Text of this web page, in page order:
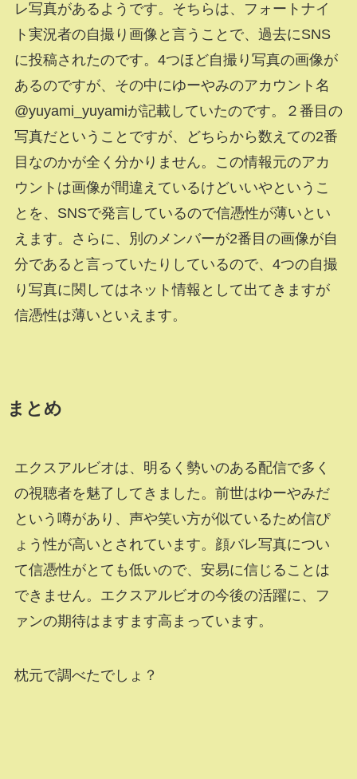
レ写真があるようです。そちらは、フォートナイ
ト実況者の自撮り画像と言うことで、過去にSNS
に投稿されたのです。4つほど自撮り写真の画像が
あるのですが、その中にゆーやみのアカウント名
@yuyami_yuyamiが記載していたのです。２番目の
写真だということですが、どちらから数えての2番
目なのかが全く分かりません。この情報元のアカ
ウントは画像が間違えているけどいいやというこ
とを、SNSで発言しているので信憑性が薄いとい
えます。さらに、別のメンバーが2番目の画像が自
分であると言っていたりしているので、4つの自撮
り写真に関してはネット情報として出てきますが
信憑性は薄いといえます。
まとめ
エクスアルビオは、明るく勢いのある配信で多く
の視聴者を魅了してきました。前世はゆーやみだ
という噂があり、声や笑い方が似ているため信ぴ
ょう性が高いとされています。顔バレ写真につい
て信憑性がとても低いので、安易に信じることは
できません。エクスアルビオの今後の活躍に、フ
ァンの期待はますます高まっています。
枕元で調べたでしょ？